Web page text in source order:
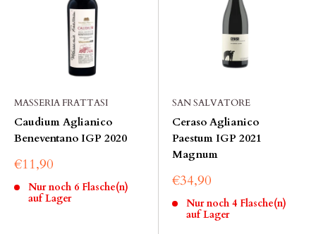
MASSERIA FRATTASI
Caudium Aglianico
Beneventano IGP 2020
€11,90
Nur noch 6 Flasche(n)
auf Lager
SAN SALVATORE
Ceraso Aglianico
Paestum IGP 2021
Magnum
€34,90
Nur noch 4 Flasche(n)
auf Lager